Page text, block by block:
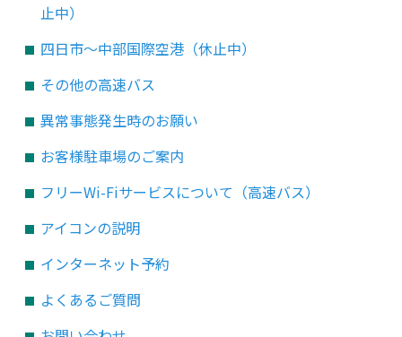
止中）
四日市～中部国際空港（休止中）
その他の高速バス
異常事態発生時のお願い
お客様駐車場のご案内
フリーWi-Fiサービスについて（高速バス）
アイコンの説明
インターネット予約
よくあるご質問